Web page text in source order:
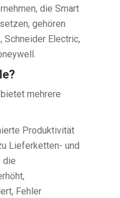
die Smart
gehören
Schneider Electric,
mehrere
Produktivität
Lieferketten- und
die
Fehler